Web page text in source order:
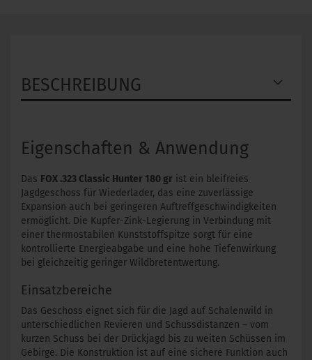
BESCHREIBUNG
Eigenschaften & Anwendung
Das FOX .323 Classic Hunter 180 gr ist ein bleifreies
Jagdgeschoss für Wiederlader, das eine zuverlässige
Expansion auch bei geringeren Auftreffgeschwindigkeiten
ermöglicht. Die Kupfer-Zink-Legierung in Verbindung mit
einer thermostabilen Kunststoffspitze sorgt für eine
kontrollierte Energieabgabe und eine hohe Tiefenwirkung
bei gleichzeitig geringer Wildbretentwertung.
Einsatzbereiche
Das Geschoss eignet sich für die Jagd auf Schalenwild in
unterschiedlichen Revieren und Schussdistanzen – vom
kurzen Schuss bei der Drückjagd bis zu weiten Schüssen im
Gebirge. Die Konstruktion ist auf eine sichere Funktion auch